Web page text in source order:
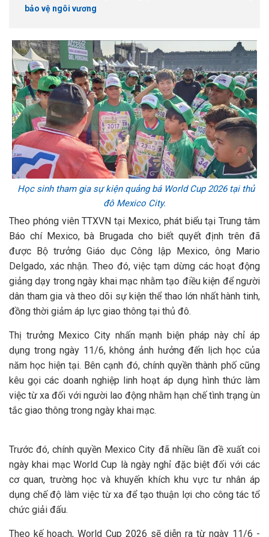
bảo vệ ngôi vương
Học sinh tham gia sự kiện quảng bá World Cup 2026 tại thủ
đô Mexico City.
Theo phóng viên TTXVN tại Mexico, phát biểu tại Trung tâm
Báo chí Mexico, bà Brugada cho biết quyết định trên đã
được Bộ trưởng Giáo dục Công lập Mexico, ông Mario
Delgado, xác nhận. Theo đó, việc tạm dừng các hoạt động
giảng dạy trong ngày khai mạc nhằm tạo điều kiện để người
dân tham gia và theo dõi sự kiện thể thao lớn nhất hành tinh,
đồng thời giảm áp lực giao thông tại thủ đô.
Thị trưởng Mexico City nhấn mạnh biện pháp này chỉ áp
dụng trong ngày 11/6, không ảnh hưởng đến lịch học của
năm học hiện tại. Bên cạnh đó, chính quyền thành phố cũng
kêu gọi các doanh nghiệp linh hoạt áp dụng hình thức làm
việc từ xa đối với người lao động nhằm hạn chế tình trạng ùn
tắc giao thông trong ngày khai mạc.
Trước đó, chính quyền Mexico City đã nhiều lần đề xuất coi
ngày khai mạc World Cup là ngày nghỉ đặc biệt đối với các
cơ quan, trường học và khuyến khích khu vực tư nhân áp
dụng chế độ làm việc từ xa để tạo thuận lợi cho công tác tổ
chức giải đấu.
Theo kế hoạch, World Cup 2026 sẽ diễn ra từ ngày 11/6 -